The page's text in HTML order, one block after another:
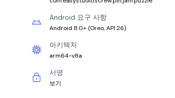
Android 요구 사항
Android 8.0+ (Oreo, API 26)
아키텍처
arm64-v8a
서명
보기